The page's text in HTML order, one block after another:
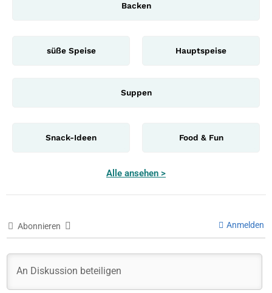
Backen
süße Speise Hauptspeise
Suppen
Snack-Ideen Food & Fun
Alle ansehen >
Abonnieren Anmelden